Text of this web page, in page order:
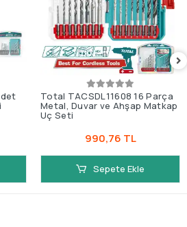
Total TACSDL11608 16 Parça
Metal, Duvar ve Ahşap Matkap
Uç Seti
990,76 TL
Sepete Ekle